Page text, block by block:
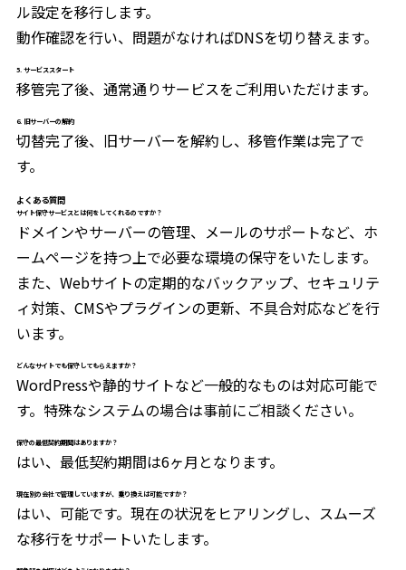
ル設定を移行します。
動作確認を行い、問題がなければDNSを切り替えます。
5. サービススタート
移管完了後、通常通りサービスをご利用いただけます。
6. 旧サーバーの解約
切替完了後、旧サーバーを解約し、移管作業は完了で
す。
よくある質問
サイト保守サービスとは何をしてくれるのですか？
ドメインやサーバーの管理、メールのサポートなど、ホ
ームページを持つ上で必要な環境の保守をいたします。
また、Webサイトの定期的なバックアップ、セキュリテ
ィ対策、CMSやプラグインの更新、不具合対応などを行
います。
どんなサイトでも保守してもらえますか？
WordPressや静的サイトなど一般的なものは対応可能で
す。特殊なシステムの場合は事前にご相談ください。
保守の最低契約期間はありますか？
はい、最低契約期間は6ヶ月となります。
現在別の会社で管理していますが、乗り換えは可能ですか？
はい、可能です。現在の状況をヒアリングし、スムーズ
な移行をサポートいたします。